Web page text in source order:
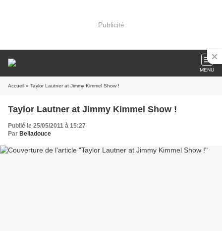
Publicité
MENU
Accueil » Taylor Lautner at Jimmy Kimmel Show !
Taylor Lautner at Jimmy Kimmel Show !
Publié le 25/05/2011 à 15:27
Par Belladouce